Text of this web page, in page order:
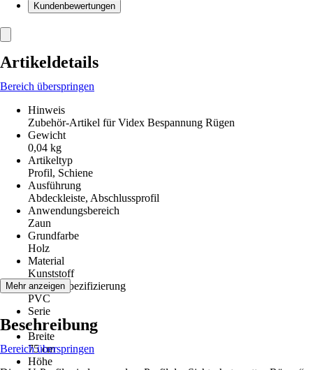
Kundenbewertungen
Artikeldetails
Bereich überspringen
Hinweis
Zubehör-Artikel für Videx Bespannung Rügen
Gewicht
0,04 kg
Artikeltyp
Profil, Schiene
Ausführung
Abdeckleiste, Abschlussprofil
Anwendungsbereich
Zaun
Grundfarbe
Holz
Material
Kunststoff
Materialspezifizierung
PVC
Serie
-
Breite
75 cm
Höhe
Mehr anzeigen
Beschreibung
Bereich überspringen